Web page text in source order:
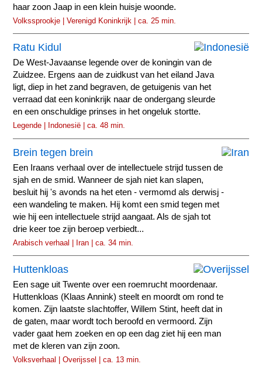
haar zoon Jaap in een klein huisje woonde.
Volkssprookje | Verenigd Koninkrijk | ca. 25 min.
Ratu Kidul
De West-Javaanse legende over de koningin van de
Zuidzee. Ergens aan de zuidkust van het eiland Java
ligt, diep in het zand begraven, de getuigenis van het
verraad dat een koninkrijk naar de ondergang sleurde
en een onschuldige prinses in het ongeluk stortte.
Legende | Indonesië | ca. 48 min.
Brein tegen brein
Een Iraans verhaal over de intellectuele strijd tussen de
sjah en de smid. Wanneer de sjah niet kan slapen,
besluit hij 's avonds na het eten - vermomd als derwisj -
een wandeling te maken. Hij komt een smid tegen met
wie hij een intellectuele strijd aangaat. Als de sjah tot
drie keer toe zijn beroep verbiedt...
Arabisch verhaal | Iran | ca. 34 min.
Huttenkloas
Een sage uit Twente over een roemrucht moordenaar.
Huttenkloas (Klaas Annink) steelt en moordt om rond te
komen. Zijn laatste slachtoffer, Willem Stint, heeft dat in
de gaten, maar wordt toch beroofd en vermoord. Zijn
vader gaat hem zoeken en op een dag ziet hij een man
met de kleren van zijn zoon.
Volksverhaal | Overijssel | ca. 13 min.